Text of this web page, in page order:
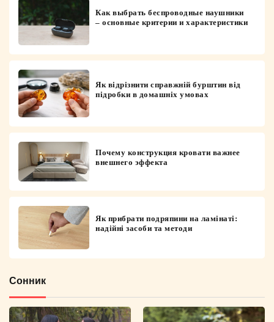
Как выбрать беспроводные наушники
– основные критерии и характеристики
Як відрізнити справжній бурштин від
підробки в домашніх умовах
Почему конструкция кровати важнее
внешнего эффекта
Як прибрати подряпини на ламінаті:
надійні засоби та методи
Сонник